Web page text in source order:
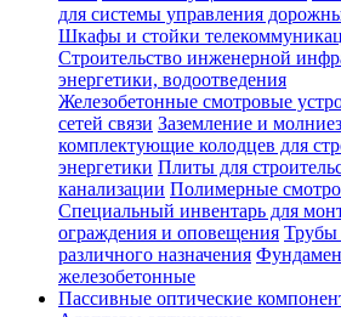
для системы управления
Шкафы и стойки
Строительство инженерной
энергетики, водоотведения
Железобетонные смотровые
сетей связи Заземление и
комплектующие колодцев для
энергетики Плиты для
канализации Полимерные
Специальный инвентарь для
ограждения и оповещения Трубы
различного назначения
железобетонные
Пассивные оптические